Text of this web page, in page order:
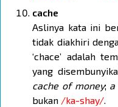
cache
Aslinya kata ini
tidak diakhiri
‘chace’ adalah
yang
cache of money; a
bukan /ka-shay/.